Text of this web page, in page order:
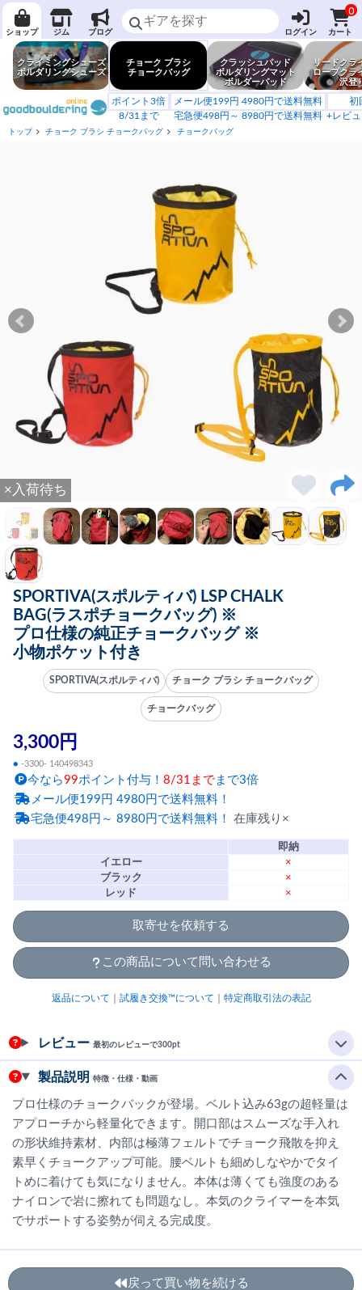
ショップ ジム ブログ ログイン
0
カート
クライミングシューズ
ボルダリングシューズ
チョーク ブラシ
チョークバッグ
クラッシュパッド
ボルダリングマット
ボルダーパッド
リードクラ
ロープクラ
沢登
ポイント3倍
8/31まで
メール便199円 4980円で送料無料
宅急便498円～ 8980円で送料無料
初
+レビ
トップ チョーク ブラシ チョークバッグ チョークバッグ
×入荷待ち
SPORTIVA(スポルティバ) LSP CHALK
BAG(ラスポチョークバッグ) ※
プロ仕様の純正チョークバッグ ※
小物ポケット付き
SPORTIVA(スポルティバ) チョーク ブラシ チョークバッグ
チョークバッグ
3,300円
● -3300- 140498343
今なら99ポイント付与！ 8/31まで まで3倍
メール便199円 4980円で送料無料！
宅急便498円～ 8980円で送料無料！ 在庫残り×
即納
イエロー
×
ブラック
×
レッド
×
取寄せを依頼する
この商品について問い合わせる
返品について 試履き交換™について 特定商取引法の表記
レビュー 最初のレビューで300pt
製品説明 特徴・仕様・動画
プロ仕様のチョークバックが登場。ベルト込み63gの超軽量は
アプローチから軽量化できます。開口部はスムーズな手入れ
の形状維持素材、内部は極薄フェルトでチョーク飛散を抑え
素早くチョークアップ可能。腰ベルトも細めしなやかでタイ
トめに着けても気になりません。本体は薄くても強度のある
ナイロンで岩に擦れても問題なし。本気のクライマーを本気
でサポートする姿勢が伺える完成度。
戻って買い物を続ける